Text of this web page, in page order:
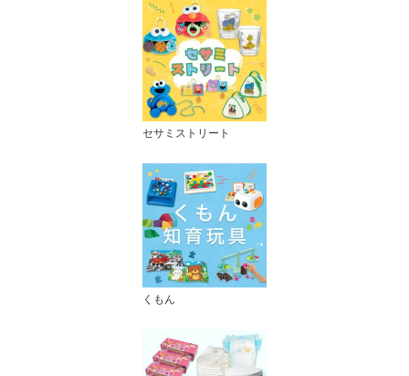
セサミストリート
くもん